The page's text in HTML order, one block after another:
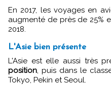
En 2017, les voyages en
augmenté de près de 25%
2018.
L'Asie bien présente
L'Asie est elle aussi très
position, puis dans le
Tokyo, Pekin et Seoul.